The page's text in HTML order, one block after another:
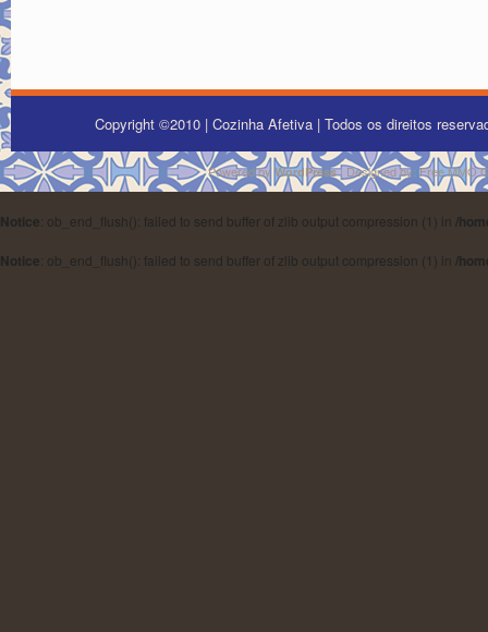
Copyright ©2010 | Cozinha Afetiva | Todos os direitos
Powered by WordPress| Designed by: Free MMO
Notice: ob_end_flush(): failed to send buffer of zlib output compression (1) in /
Notice: ob_end_flush(): failed to send buffer of zlib output compression (1) in /